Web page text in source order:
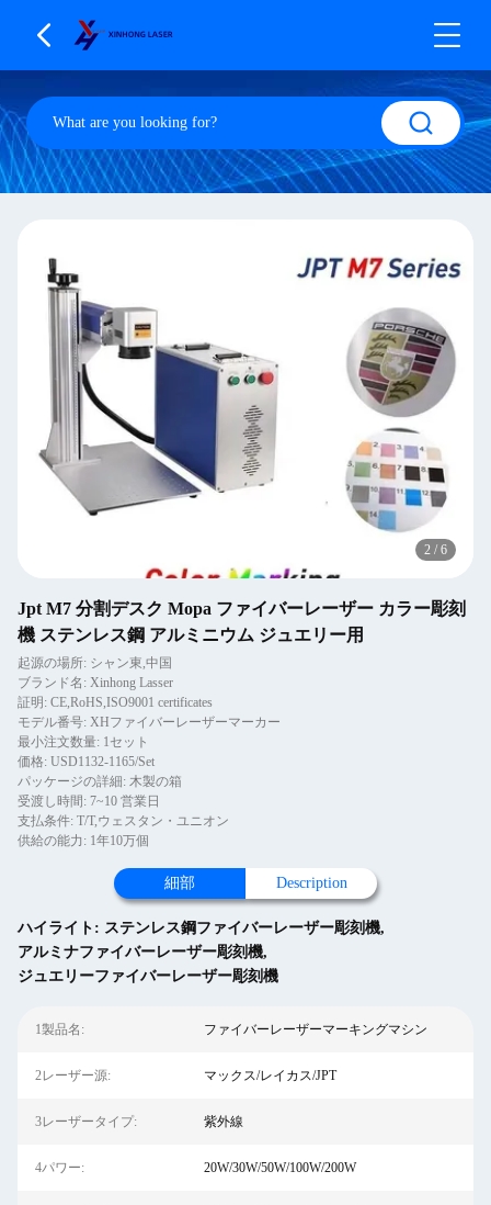
2 / 6
Jpt M7 分割デスク Mopa ファイバーレーザー カラー彫刻
機 ステンレス鋼 アルミニウム ジュエリー用
起源の場所: シャン東,中国
ブランド名: Xinhong Lasser
証明: CE,RoHS,ISO9001 certificates
モデル番号: XHファイバーレーザーマーカー
最小注文数量: 1セット
価格: USD1132-1165/Set
パッケージの詳細: 木製の箱
受渡し時間: 7~10 営業日
支払条件: T/T,ウェスタン・ユニオン
供給の能力: 1年10万個
細部 Description
ハイライト: ステンレス鋼ファイバーレーザー彫刻機,
アルミナファイバーレーザー彫刻機,
ジュエリーファイバーレーザー彫刻機
1製品名: ファイバーレーザーマーキングマシン
2レーザー源: マックス/レイカス/JPT
3レーザータイプ: 紫外線
4パワー: 20W/30W/50W/100W/200W